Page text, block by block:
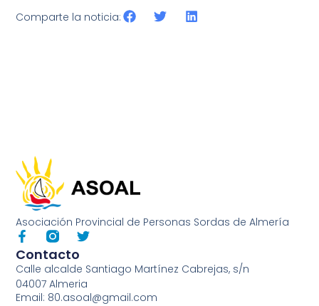
Comparte la noticia:
Asociación Provincial de Personas Sordas de Almería
Contacto
Calle alcalde Santiago Martínez Cabrejas, s/n
04007 Almeria
Email: 80.asoal@gmail.com